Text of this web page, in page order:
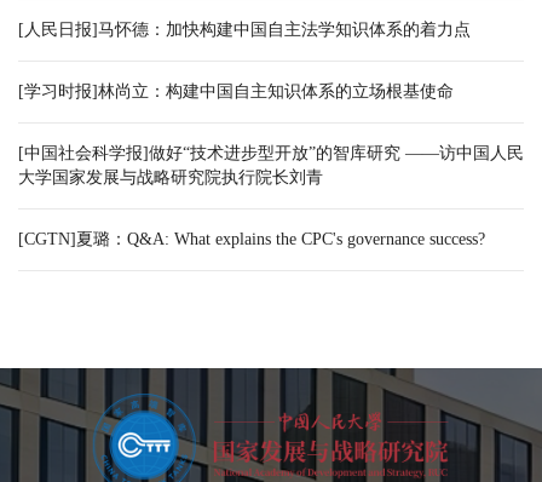
[人民日报]马怀德：加快构建中国自主法学知识体系的着力点
[学习时报]林尚立：构建中国自主知识体系的立场根基使命
[中国社会科学报]做好“技术进步型开放”的智库研究 ——访中国人民
大学国家发展与战略研究院执行院长刘青
[CGTN]夏璐：Q&A: What explains the CPC's governance success?